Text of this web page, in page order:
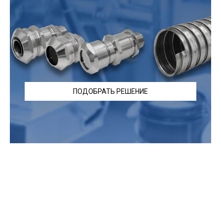
ПОДОБРАТЬ РЕШЕНИЕ